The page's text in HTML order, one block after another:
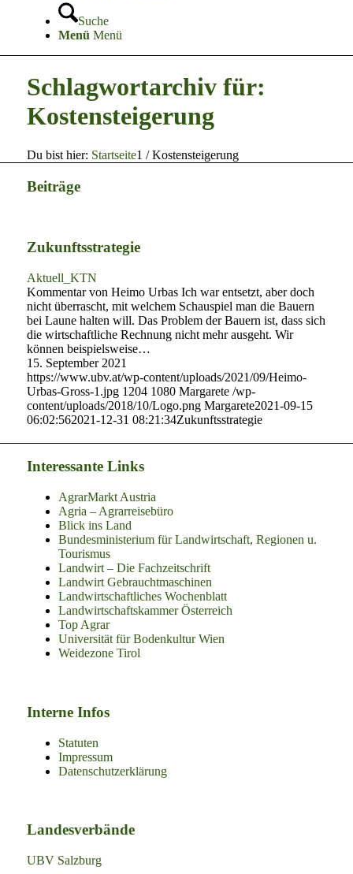
Suche
Menü Menü
Schlagwortarchiv für:
Kostensteigerung
Du bist hier: Startseite1 / Kostensteigerung
Beiträge
Zukunftsstrategie
Aktuell_KTN
Kommentar von Heimo Urbas Ich war entsetzt, aber doch
nicht überrascht, mit welchem Schauspiel man die Bauern
bei Laune halten will. Das Problem der Bauern ist, dass sich
die wirtschaftliche Rechnung nicht mehr ausgeht. Wir
können beispielsweise…
15. September 2021
https://www.ubv.at/wp-content/uploads/2021/09/Heimo-
Urbas-Gross-1.jpg 1204 1080 Margarete /wp-
content/uploads/2018/10/Logo.png Margarete2021-09-15
06:02:562021-12-31 08:21:34Zukunftsstrategie
Interessante Links
AgrarMarkt Austria
Agria – Agrarreisebüro
Blick ins Land
Bundesministerium für Landwirtschaft, Regionen u.
Tourismus
Landwirt – Die Fachzeitschrift
Landwirt Gebrauchtmaschinen
Landwirtschaftliches Wochenblatt
Landwirtschaftskammer Österreich
Top Agrar
Universität für Bodenkultur Wien
Weidezone Tirol
Interne Infos
Statuten
Impressum
Datenschutzerklärung
Landesverbände
UBV Salzburg